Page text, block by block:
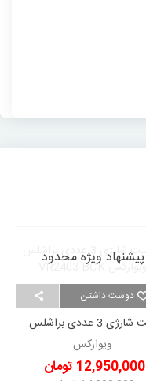
دوست داشتن
پیشنهاد ویژه محدود
کیت شارژی 3 عددی براشلس
ویوارکس VR2403-BCKویوارکس
12,950,000 تومان